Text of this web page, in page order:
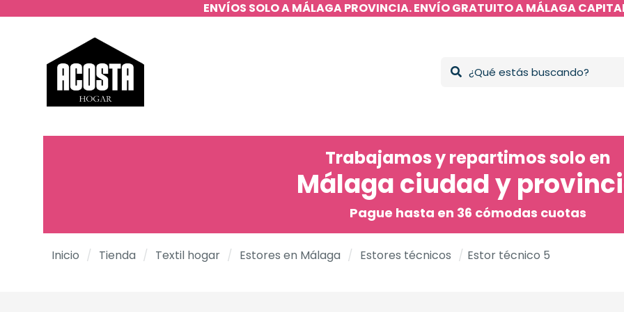
ENVÍOS SOLO A MÁLAGA PROVINCIA. ENVÍO GRATUITO A MÁLAGA
Trabajamos y repartimos solo en
Málaga ciudad y
Pague hasta en 36 cómodas cuotas
Inicio / Tienda / Textil hogar / Estores en Málaga / Estores técnicos / Estor técnico 5